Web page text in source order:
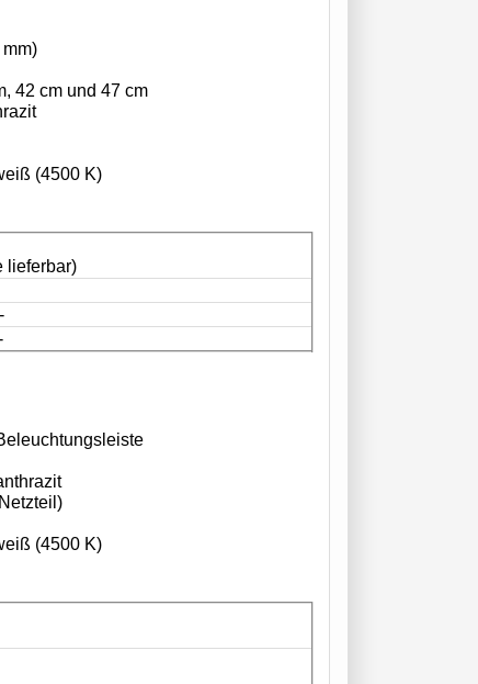
42 cm und 47 cm
(4500 K)
lieferbar)
(4500 K)